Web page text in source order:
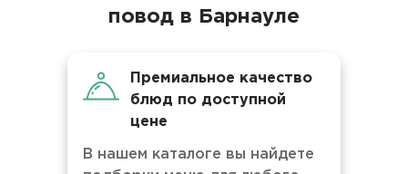
повод в Барнауле
Премиальное качество
блюд по доступной
цене
В нашем каталоге вы найдете